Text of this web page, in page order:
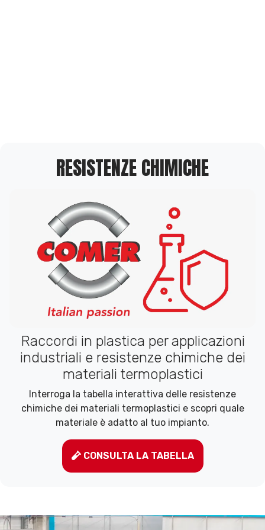
RESISTENZE CHIMICHE
Raccordi in plastica per applicazioni
industriali e resistenze chimiche dei
materiali termoplastici
Interroga la tabella interattiva delle resistenze
chimiche dei materiali termoplastici e scopri quale
materiale è adatto al tuo impianto.
CONSULTA LA TABELLA